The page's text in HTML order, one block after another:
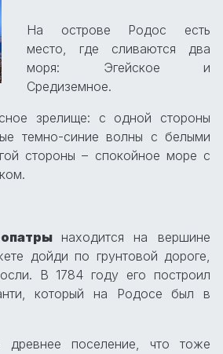
На острове Родос есть
место, где сливаются два
моря: Эгейское и
Средиземное.
зрелище: с одной стороны
темно-синие волны с белыми
стороны – спокойное море с
находится на вершине
дойди по грунтовой дороге,
В 1784 году его построил
который на Родосе был в
древнее поселение, что тоже